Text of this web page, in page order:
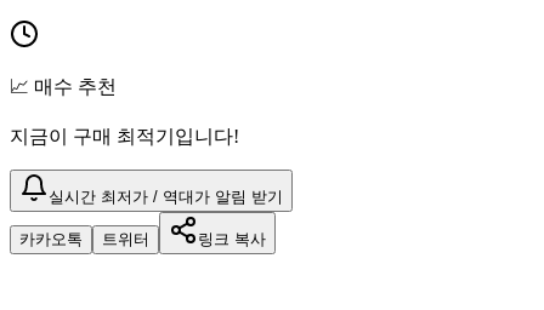
📈 매수 추천
지금이 구매 최적기입니다!
실시간 최저가 / 역대가 알림 받기
카카오톡 트위터 링크 복사